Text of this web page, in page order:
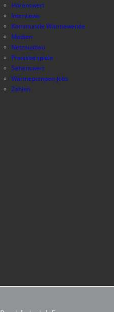
Hörenswert
Interviews
Kommunale Wärmewende
Medien
Netzausbau
Praxisbeispiele
Sehenswert
Wärmepumpen-Jobs
Zahlen